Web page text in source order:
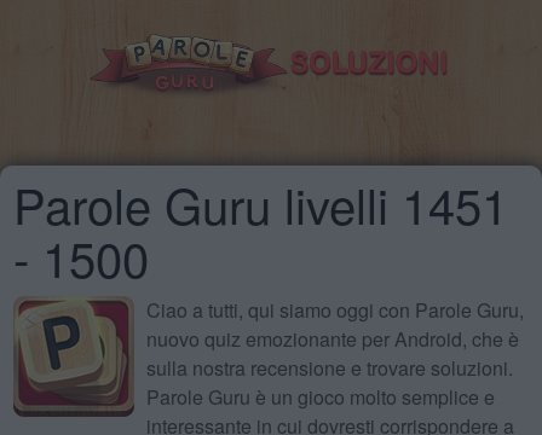
Parole Guru livelli 1451
- 1500
Ciao a tutti, qui siamo oggi con Parole Guru,
nuovo quiz emozionante per Android, che è
sulla nostra recensione e trovare soluzioni.
Parole Guru è un gioco molto semplice e
interessante in cui dovresti corrispondere a